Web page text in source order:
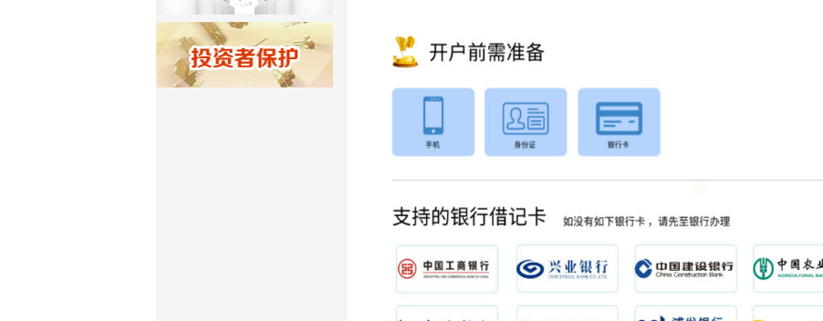
重庆营业部：023-63799091，023-
南宁营业部：0771-2561006
宁波营业部：0574-81891591